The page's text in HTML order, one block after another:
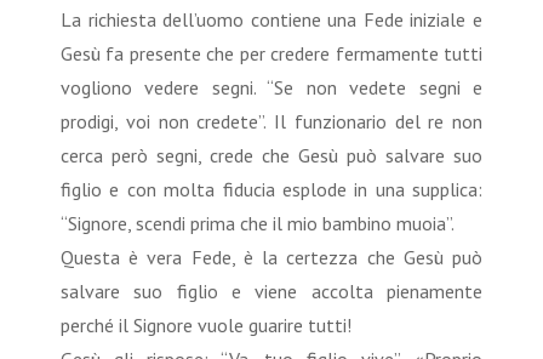
La richiesta dell’uomo contiene una Fede iniziale e
Gesù fa presente che per credere fermamente tutti
vogliono vedere segni. “Se non vedete segni e
prodigi, voi non credete”. Il funzionario del re non
cerca però segni, crede che Gesù può salvare suo
figlio e con molta fiducia esplode in una supplica:
“Signore, scendi prima che il mio bambino muoia”.
Questa è vera Fede, è la certezza che Gesù può
salvare suo figlio e viene accolta pienamente
perché il Signore vuole guarire tutti!